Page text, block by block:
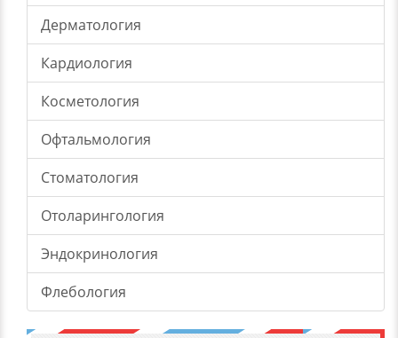
Дерматология
Кардиология
Косметология
Офтальмология
Стоматология
Отоларингология
Эндокринология
Флебология